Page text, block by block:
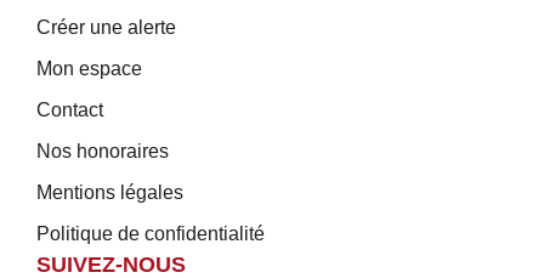
Créer une alerte
Mon espace
Contact
Nos honoraires
Mentions légales
Politique de confidentialité
SUIVEZ-NOUS